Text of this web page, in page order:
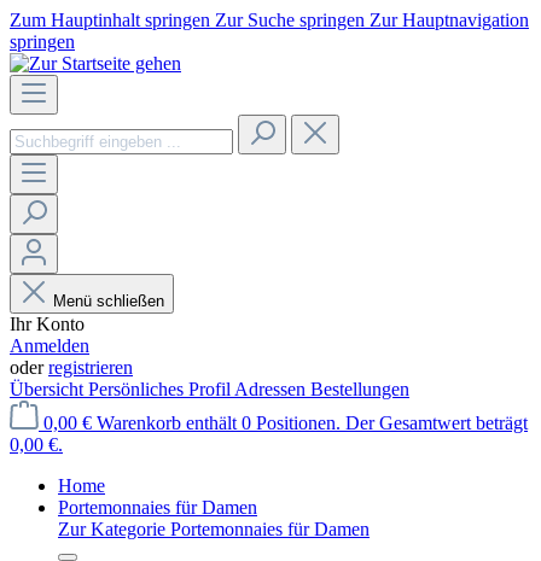
Zum Hauptinhalt springen Zur Suche springen Zur Hauptnavigation
springen
Menü schließen
Ihr Konto
Anmelden
oderregistrieren
Übersicht Persönliches Profil Adressen Bestellungen
0,00 € Warenkorb enthält 0 Positionen. Der Gesamtwert beträgt
0,00 €.
Home
Portemonnaies für Damen
Zur Kategorie Portemonnaies für Damen